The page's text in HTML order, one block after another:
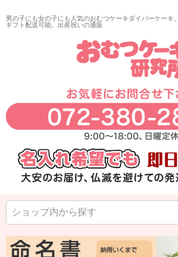
男の子にも女の子にも人気のおむつケーキダイパーケーキ。
ギフト配送可能。出産祝いの通販